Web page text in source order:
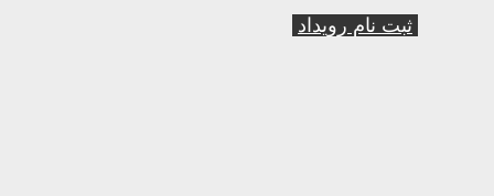
ثبت نام رویداد